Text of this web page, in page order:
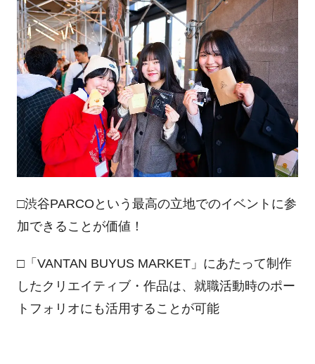
□渋谷PARCOという最高の立地でのイベントに参
加できることが価値！
□「VANTAN BUYUS MARKET」にあたって制作
したクリエイティブ・作品は、就職活動時のポー
トフォリオにも活用することが可能